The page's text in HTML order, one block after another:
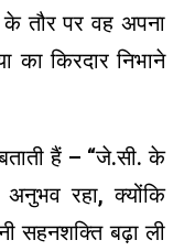
तौर पर वह अपना
का किरदार निभाने
हैं – “जे.सी. के
रहा, क्योंकि
सहनशक्ति बढ़ा ली